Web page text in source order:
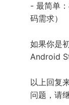
- 最简单：
码需求）
如果你是
Android
以上回复
问题，请